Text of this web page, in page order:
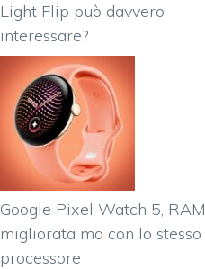
Light Flip può davvero
interessare?
Google Pixel Watch 5, RAM
migliorata ma con lo stesso
processore